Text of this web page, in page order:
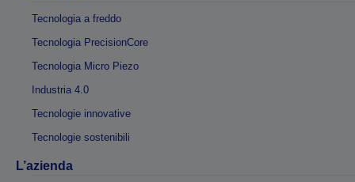
Tecnologia a freddo
Tecnologia PrecisionCore
Tecnologia Micro Piezo
Industria 4.0
Tecnologie innovative
Tecnologie sostenibili
L’azienda